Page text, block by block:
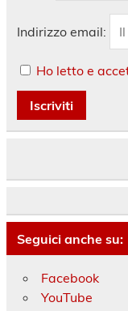
Indirizzo email:
Ho letto e
Seguici anche su:
Facebook
YouTube